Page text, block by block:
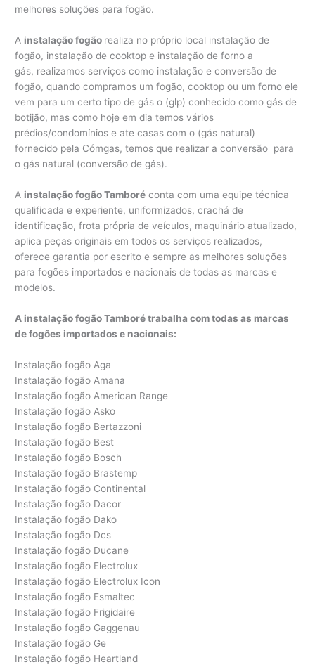
melhores soluções para fogão.
A instalação fogão realiza no próprio local instalação de
fogão, instalação de cooktop e instalação de forno a
gás, realizamos serviços como instalação e conversão de
fogão, quando compramos um fogão, cooktop ou um forno ele
vem para um certo tipo de gás o (glp) conhecido como gás de
botijão, mas como hoje em dia temos vários
prédios/condomínios e ate casas com o (gás natural)
fornecido pela Cómgas, temos que realizar a conversão para
o gás natural (conversão de gás).
A instalação fogão Tamboré conta com uma equipe técnica
qualificada e experiente, uniformizados, crachá de
identificação, frota própria de veículos, maquinário atualizado,
aplica peças originais em todos os serviços realizados,
oferece garantia por escrito e sempre as melhores soluções
para fogões importados e nacionais de todas as marcas e
modelos.
A instalação fogão Tamboré trabalha com todas as marcas
de fogões importados e nacionais:
Instalação fogão Aga
Instalação fogão Amana
Instalação fogão American Range
Instalação fogão Asko
Instalação fogão Bertazzoni
Instalação fogão Best
Instalação fogão Bosch
Instalação fogão Brastemp
Instalação fogão Continental
Instalação fogão Dacor
Instalação fogão Dako
Instalação fogão Dcs
Instalação fogão Ducane
Instalação fogão Electrolux
Instalação fogão Electrolux Icon
Instalação fogão Esmaltec
Instalação fogão Frigidaire
Instalação fogão Gaggenau
Instalação fogão Ge
Instalação fogão Heartland